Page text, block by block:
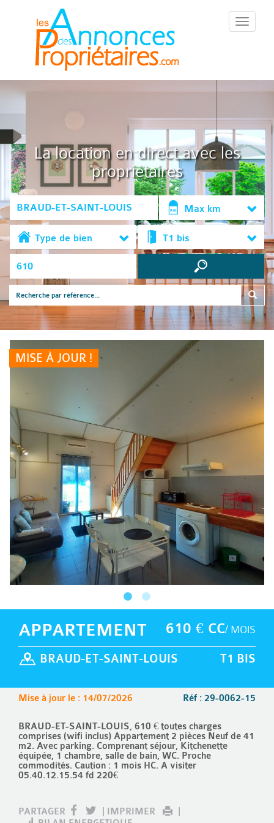
::Menu::
La location en direct avec les
propriétaires
Max km
Type de bien T1 bis
MISE À JOUR !
610 € CC/ MOIS
APPARTEMENT
T1 BIS
BRAUD-ET-SAINT-LOUIS
Réf : 29-0062-15
Mise à jour le : 14/07/2026
BRAUD-ET-SAINT-LOUIS, 610 € toutes charges
comprises (wifi inclus) Appartement 2 pièces Neuf de 41
m2. Avec parking. Comprenant séjour, Kitchenette
équipée, 1 chambre, salle de bain, WC. Proche
commodités. Caution : 1 mois HC. A visiter
05.40.12.15.54 fd 220€
PARTAGER IMPRIMER